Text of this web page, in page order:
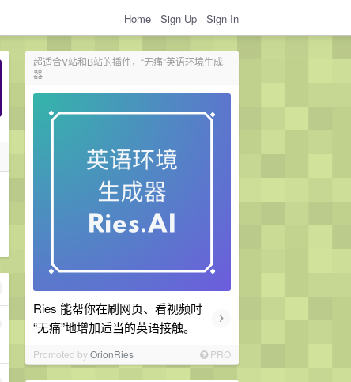
Home Sign Up Sign In
超适合V站和B站的插件，“无痛”英语环境生成
器
Ries 能帮你在刷网页、看视频时
“无痛”地增加适当的英语接触。
›
Promoted byOrionRies PRO